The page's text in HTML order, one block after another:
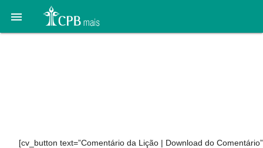

[cv_button text=”Comentário da Lição | Download do Comentário”